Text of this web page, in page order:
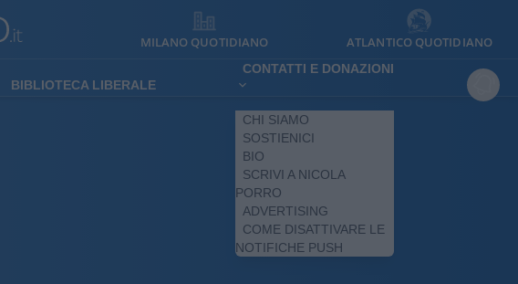
MILANO QUOTIDIANO ATLANTICO QUOTIDIANO
BIBLIOTECA LIBERALE
CONTATTI E DONAZIONI
CHI SIAMO
SOSTIENICI
BIO
SCRIVI A NICOLA
PORRO
ADVERTISING
COME DISATTIVARE LE
NOTIFICHE PUSH